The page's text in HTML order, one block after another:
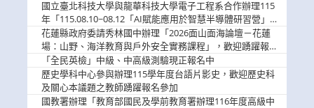
國立臺北科技大學與龍華科技大學電子工程系合作辦理115
年「115.08.10~08.12「AI賦能應用於智慧半導體研習營」，
歡迎學生踴躍報名參加
花蓮縣政府委請秀林國中辦理「2026面山面海論壇－花蓮
場：山野、海洋教育與戶外安全實務課程」，歡迎踴躍報名
參加
「全民英檢」中級、中高級測驗現正報名中
歷史學科中心參與辦理115學年度台語片影史，歡迎歷史科
及關心本議題之教師踴躍報名參加
國教署辦理「教育部國民及學前教育署辦理116年度高級中